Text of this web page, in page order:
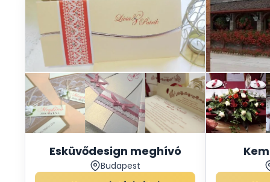
Esküvődesign meghívó
Budapest